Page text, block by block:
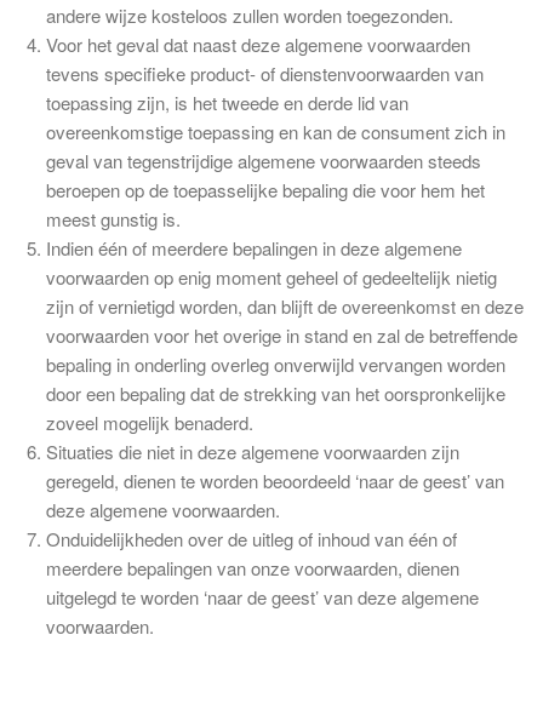
andere wijze kosteloos zullen worden toegezonden.
Voor het geval dat naast deze algemene voorwaarden
tevens specifieke product- of dienstenvoorwaarden van
toepassing zijn, is het tweede en derde lid van
overeenkomstige toepassing en kan de consument zich in
geval van tegenstrijdige algemene voorwaarden steeds
beroepen op de toepasselijke bepaling die voor hem het
meest gunstig is.
Indien één of meerdere bepalingen in deze algemene
voorwaarden op enig moment geheel of gedeeltelijk nietig
zijn of vernietigd worden, dan blijft de overeenkomst en deze
voorwaarden voor het overige in stand en zal de betreffende
bepaling in onderling overleg onverwijld vervangen worden
door een bepaling dat de strekking van het oorspronkelijke
zoveel mogelijk benaderd.
Situaties die niet in deze algemene voorwaarden zijn
geregeld, dienen te worden beoordeeld ‘naar de geest’ van
deze algemene voorwaarden.
Onduidelijkheden over de uitleg of inhoud van één of
meerdere bepalingen van onze voorwaarden, dienen
uitgelegd te worden ‘naar de geest’ van deze algemene
voorwaarden.